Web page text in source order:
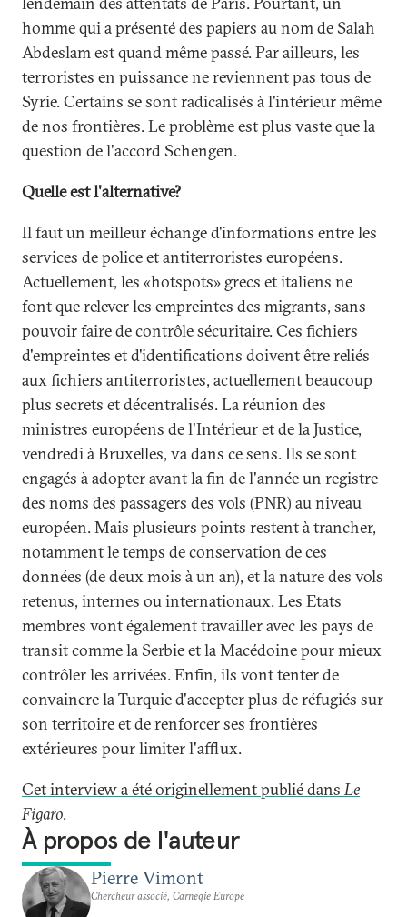
homme qui a présenté des papiers au nom de Salah
Abdeslam est quand même passé. Par ailleurs, les
terroristes en puissance ne reviennent pas tous de
Syrie. Certains se sont radicalisés à l'intérieur même
de nos frontières. Le problème est plus vaste que la
question de l'accord Schengen.
Quelle est l'alternative?
Il faut un meilleur échange d'informations entre les
services de police et antiterroristes européens.
Actuellement, les «hotspots» grecs et italiens ne
font que relever les empreintes des migrants, sans
pouvoir faire de contrôle sécuritaire. Ces fichiers
d'empreintes et d'identifications doivent être reliés
aux fichiers antiterroristes, actuellement beaucoup
plus secrets et décentralisés. La réunion des
ministres européens de l'Intérieur et de la Justice,
vendredi à Bruxelles, va dans ce sens. Ils se sont
engagés à adopter avant la fin de l'année un registre
des noms des passagers des vols (PNR) au niveau
européen. Mais plusieurs points restent à trancher,
notamment le temps de conservation de ces
données (de deux mois à un an), et la nature des vols
retenus, internes ou internationaux. Les Etats
membres vont également travailler avec les pays de
transit comme la Serbie et la Macédoine pour mieux
contrôler les arrivées. Enfin, ils vont tenter de
convaincre la Turquie d'accepter plus de réfugiés sur
son territoire et de renforcer ses frontières
extérieures pour limiter l'afflux.
Cet interview a été originellement publié dansLe
Figaro.
À propos de l'auteur
Pierre Vimont
Chercheur associé, Carnegie Europe